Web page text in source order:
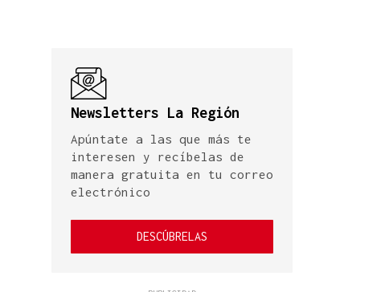
Newsletters La Región
Apúntate a las que más te
interesen y recíbelas de
manera gratuita en tu correo
electrónico
DESCÚBRELAS